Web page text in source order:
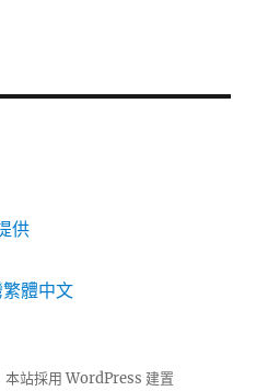
供
體中文
本站採用 WordPress 建置